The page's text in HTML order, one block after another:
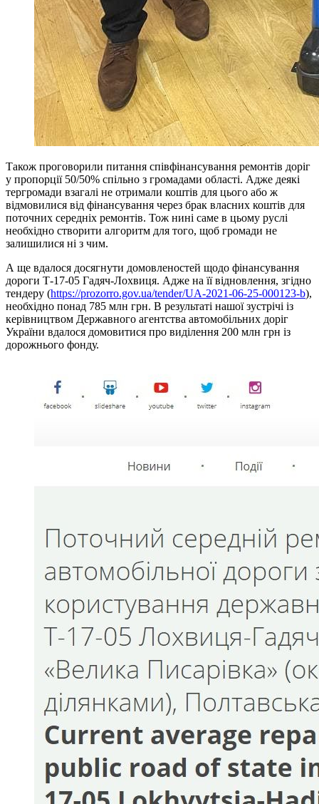
Також проговорили питання співфінансування ремонтів доріг
у пропорції 50/50% спільно з громадами області. Адже деякі
тергромади взагалі не отримали коштів для цього або ж
відмовилися від фінансування через брак власних коштів для
поточних середніх ремонтів. Тож нині саме в цьому руслі
необхідно створити алгоритм для того, щоб громади не
залишилися ні з чим.
А ще вдалося досягнути домовленостей щодо фінансування
дороги Т-17-05 Гадяч-Лохвиця. Адже на її відновлення, згідно
тендеру (https://prozorro.gov.ua/tender/UA-2021-06-25-000123-b),
необхідно понад 785 млн грн. В результаті нашої зустрічі із
керівництвом Державного агентства автомобільних доріг
України вдалося домовитися про виділення 200 млн грн із
дорожнього фонду.